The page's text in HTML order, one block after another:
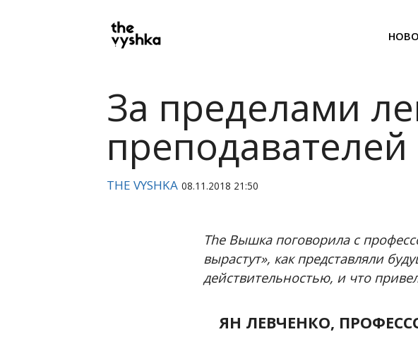
PRIMARY
NAVIGATION
За пределами
преподавателей
THE VYSHKA 08.11.2018 21:50
The Вышка поговорила с
вырастут», как представляли
действительностью, и что
ЯН ЛЕВЧЕНКО,